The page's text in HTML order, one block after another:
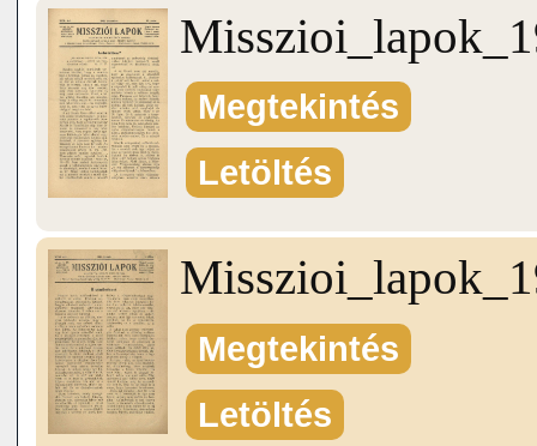
Megtekintés
Letöltés
Megtekintés
Letöltés